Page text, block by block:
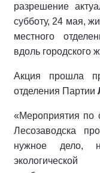
разрешение
субботу, 24 мая,
местного
вдоль городского
Акция прошла
отделения Партии
«Мероприятия по
Лесозаводска
нужное дело,
экологической